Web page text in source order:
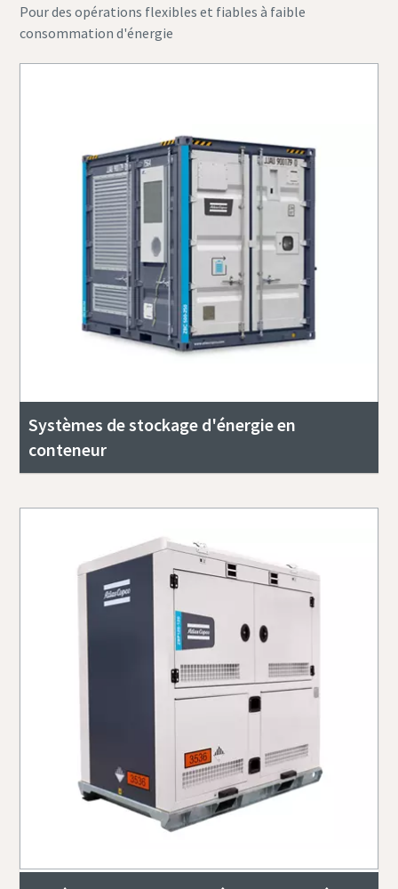
Pour des opérations flexibles et fiables à faible
consommation d'énergie
Systèmes de stockage d'énergie en
conteneur